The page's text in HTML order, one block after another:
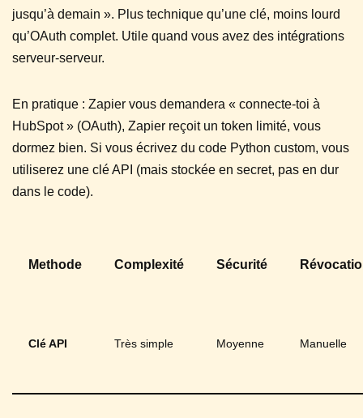
jusqu’à demain ». Plus technique qu’une clé, moins lourd
qu’OAuth complet. Utile quand vous avez des intégrations
serveur-serveur.
En pratique : Zapier vous demandera « connecte-toi à
HubSpot » (OAuth), Zapier reçoit un token limité, vous
dormez bien. Si vous écrivez du code Python custom, vous
utiliserez une clé API (mais stockée en secret, pas en dur
dans le code).
Methode Complexité Sécurité
Clé API Très simple Moyenne Manuelle